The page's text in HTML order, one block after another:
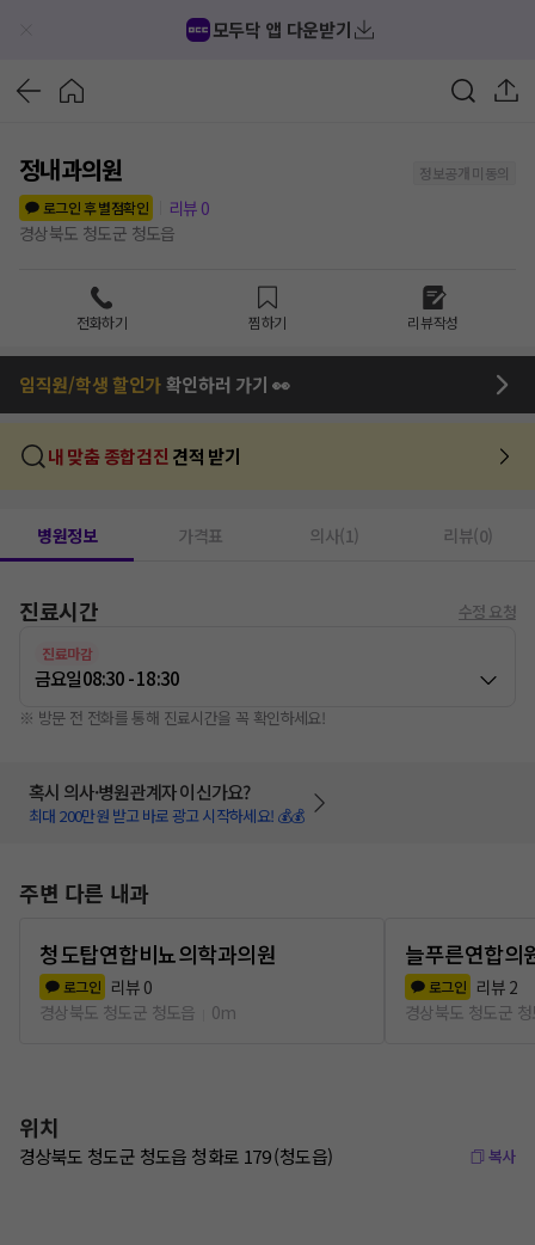
모두닥 앱 다운받기
정내과의원
정보공개 미동의
로그인 후 별점확인
리뷰 0
경상북도 청도군 청도읍
전화하기 찜하기 리뷰작성
임직원/학생 할인가확인하러 가기 👀
내 맞춤 종합검진 견적 받기
병원정보 가격표 의사(1) 리뷰(0)
진료시간 수정 요청
진료마감
금요일08:30 - 18:30
※ 방문 전 전화를 통해 진료시간을 꼭 확인하세요!
혹시 의사·병원관계자 이신가요?
최대 200만원 받고 바로 광고 시작하세요! 💰💰
주변 다른 내과
청도탑연합비뇨의학과의원
로그인 리뷰 0
경상북도 청도군 청도읍
0m
늘푸른연합의
로그인 리뷰 2
경상북도 청도군
위치
경상북도 청도군 청도읍 청화로 179 (청도읍) 복사